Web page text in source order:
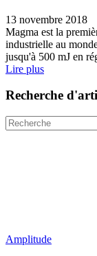
13 novembre 2018
Magma est la
industrielle au
jusqu'à 500 mJ en
Lire plus
Recherche
Amplitude